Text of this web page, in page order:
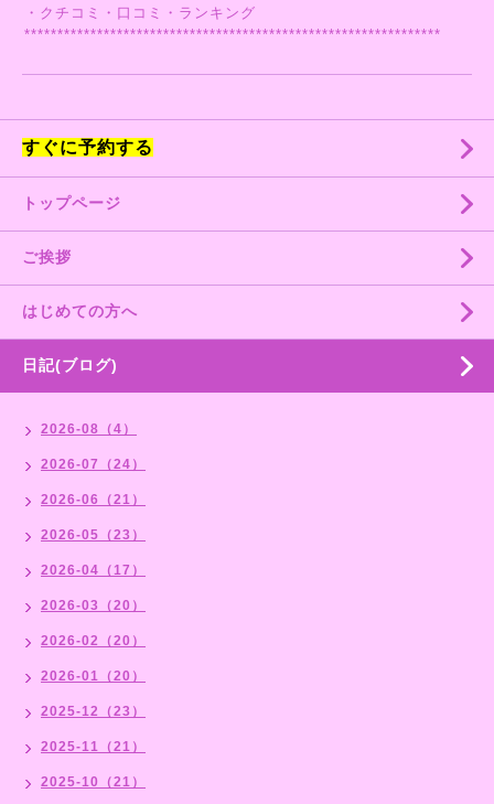
・クチコミ・口コミ・ランキング
***************************************************************
すぐに予約する
トップページ
ご挨拶
はじめての方へ
日記(ブログ)
2026-08（4）
2026-07（24）
2026-06（21）
2026-05（23）
2026-04（17）
2026-03（20）
2026-02（20）
2026-01（20）
2025-12（23）
2025-11（21）
2025-10（21）